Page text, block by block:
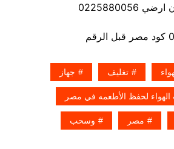
0225880056
تغليف جهاز
لحفظ الأطعمه في مصر
مصر وسحب